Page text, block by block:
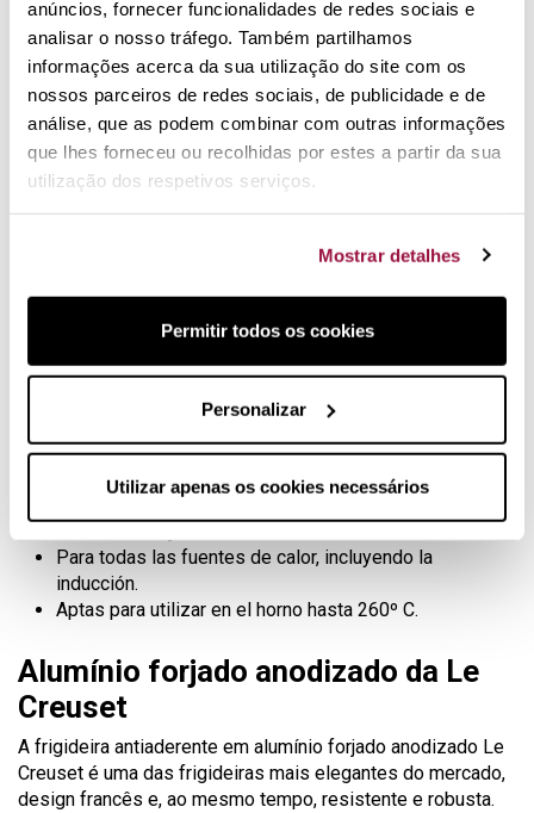
anúncios, fornecer funcionalidades de redes sociais e
analisar o nosso tráfego. Também partilhamos
informações acerca da sua utilização do site com os
nossos parceiros de redes sociais, de publicidade e de
análise, que as podem combinar com outras informações
que lhes forneceu ou recolhidas por estes a partir da sua
utilização dos respetivos serviços.
Mostrar detalhes
Permitir todos os cookies
Personalizar
Utilizar apenas os cookies necessários
Uma elegante frigideira
antiaderente para uma vida inteira
Modelo 2020 TNS Pro. Frigideira Le Creuset isenta de
PFOA de 20, 22, 24, 26, 28 e 30 cm de diâmetro.
Le Creuset ofrece garantía de por vida
Para todas las fuentes de calor, incluyendo la
inducción.
Aptas para utilizar en el horno hasta 260º C.
Alumínio forjado anodizado da Le
Creuset
A frigideira antiaderente em alumínio forjado anodizado Le
Creuset é uma das frigideiras mais elegantes do mercado,
design francês e, ao mesmo tempo, resistente e robusta.